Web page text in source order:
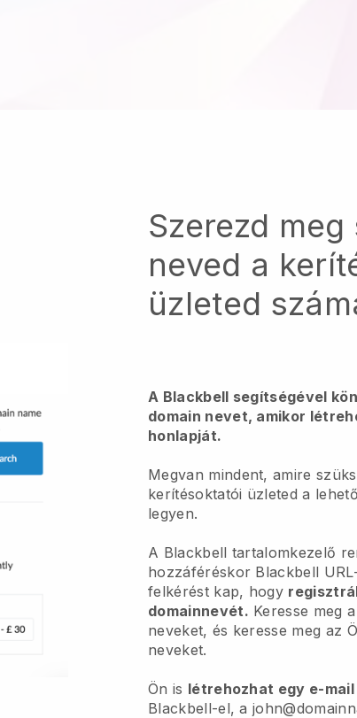
Szerezd
neved a
üzleted
A Blackbell segítségével
domain nevet, amikor
honlapját.
Megvan mindent, amire
kerítésoktatói üzleted a
legyen.
A Blackbell tartalomkezelő
hozzáféréskor Blackbell
felkérést kap, hogy
domainnevét. Keresse meg
neveket, és keresse meg az
neveket.
Ön is létrehozhat egy e-
Blackbell-el, a